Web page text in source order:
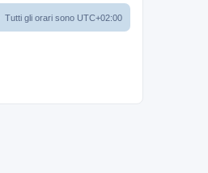
Tutti gli orari sono UTC+02:00